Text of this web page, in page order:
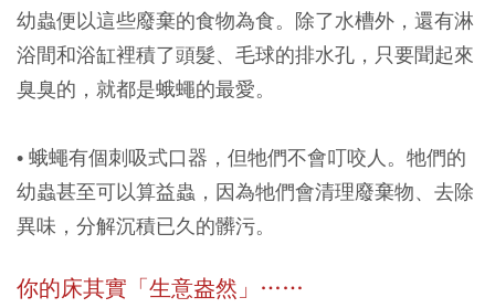
幼蟲便以這些廢棄的食物為食。除了水槽外，還有淋
浴間和浴缸裡積了頭髮、毛球的排水孔，只要聞起來
臭臭的，就都是蛾蠅的最愛。
• 蛾蠅有個刺吸式口器，但牠們不會叮咬人。牠們的
幼蟲甚至可以算益蟲，因為牠們會清理廢棄物、去除
異味，分解沉積已久的髒污。
你的床其實「生意盎然」……